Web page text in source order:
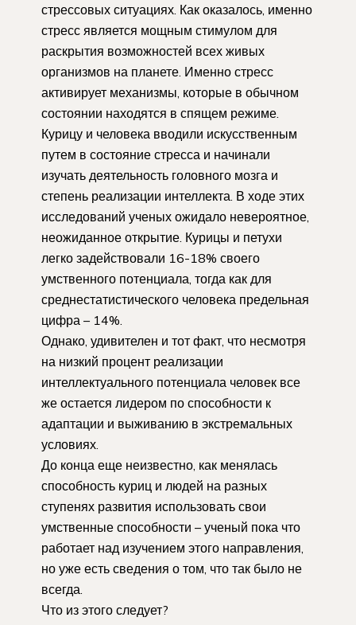
стрессовых ситуациях. Как оказалось, именно
стресс является мощным стимулом для
раскрытия возможностей всех живых
организмов на планете. Именно стресс
активирует механизмы, которые в обычном
состоянии находятся в спящем режиме.
Курицу и человека вводили искусственным
путем в состояние стресса и начинали
изучать деятельность головного мозга и
степень реализации интеллекта. В ходе этих
исследований ученых ожидало невероятное,
неожиданное открытие. Курицы и петухи
легко задействовали 16-18% своего
умственного потенциала, тогда как для
среднестатистического человека предельная
цифра – 14%.
Однако, удивителен и тот факт, что несмотря
на низкий процент реализации
интеллектуального потенциала человек все
же остается лидером по способности к
адаптации и выживанию в экстремальных
условиях.
До конца еще неизвестно, как менялась
способность куриц и людей на разных
ступенях развития использовать свои
умственные способности – ученый пока что
работает над изучением этого направления,
но уже есть сведения о том, что так было не
всегда.
Что из этого следует?